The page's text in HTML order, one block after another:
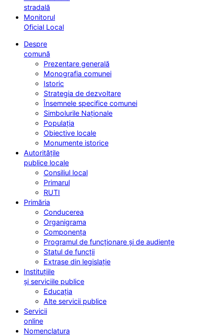
stradală
Monitorul
Oficial Local
Despre
comună
Prezentare generală
Monografia comunei
Istoric
Strategia de dezvoltare
Însemnele specifice comunei
Simbolurile Naționale
Populația
Obiective locale
Monumente istorice
Autoritățile
publice locale
Consiliul local
Primarul
RUTI
Primăria
Conducerea
Organigrama
Componența
Programul de funcționare și de audiențe
Statul de funcții
Extrase din legislație
Instituțiile
și serviciile publice
Educația
Alte servicii publice
Servicii
online
Nomenclatura